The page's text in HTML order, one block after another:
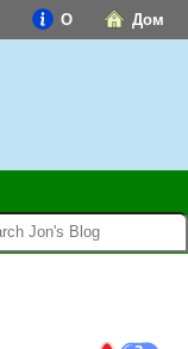
Дом
О